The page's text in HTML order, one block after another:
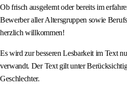
Ob frisch ausgelernt oder bereits im
Bewerber aller Altersgruppen sowie
herzlich willkommen!
Es wird zur besseren Lesbarkeit im Text
verwandt. Der Text gilt unter
Geschlechter.